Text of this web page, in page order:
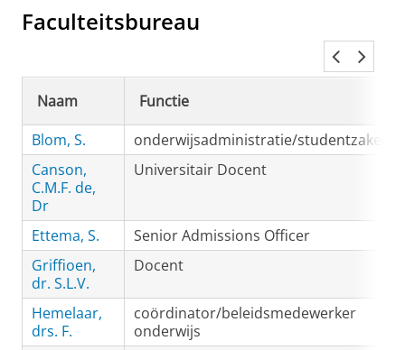
Faculteitsbureau
Naam
Functie
Blom, S.
onderwijsadministratie/studentzaken
Canson,
C.M.F. de,
Dr
Universitair Docent
Ettema, S.
Senior Admissions Officer
Griffioen,
dr. S.L.V.
Docent
Hemelaar,
drs. F.
coördinator/beleidsmedewerker
onderwijs